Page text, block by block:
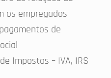
os empregados
de
Impostos – IVA, IRS